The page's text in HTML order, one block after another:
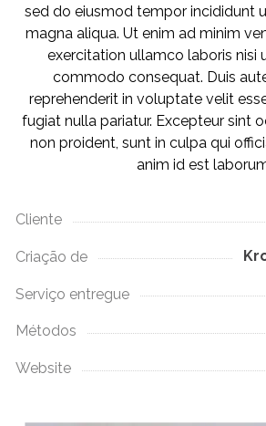
sed do eiusmod tempor incididunt
magna aliqua. Ut enim ad minim
exercitation ullamco laboris nisi
commodo consequat. Duis
reprehenderit in voluptate velit
fugiat nulla pariatur. Excepteur sint
non proident, sunt in culpa qui
anim id est
Cliente
Criação de
Serviço entregue
Métodos
Website